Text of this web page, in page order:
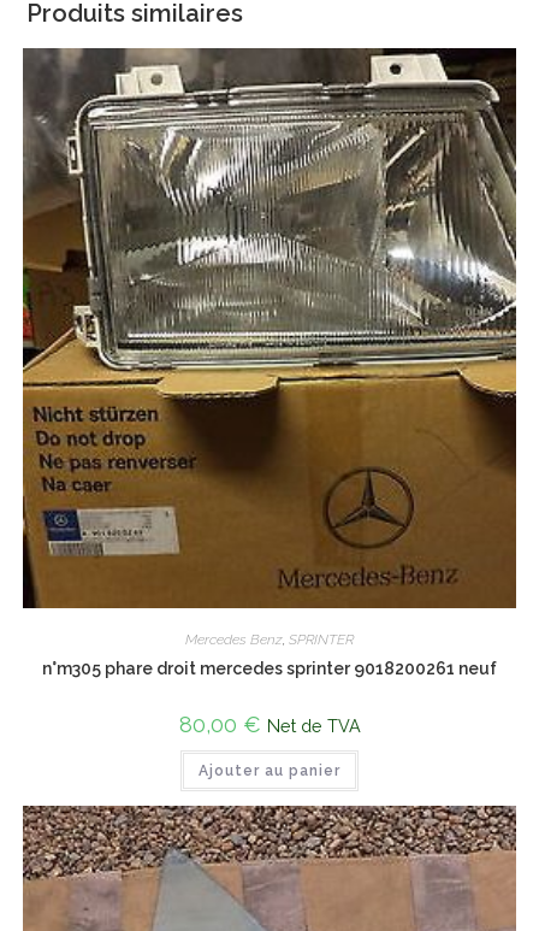
Produits similaires
Mercedes Benz, SPRINTER
n°m305 phare droit mercedes sprinter 9018200261 neuf
80,00 € Net de TVA
Ajouter au panier